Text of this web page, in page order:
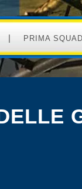
PRIMA